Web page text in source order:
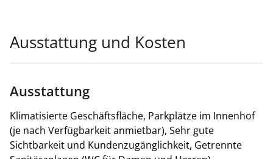
Ausstattung und Kosten
Ausstattung
Klimatisierte Geschäftsfläche, Parkplätze im Innenhof
(je nach Verfügbarkeit anmietbar), Sehr gute
Sichtbarkeit und Kundenzugänglichkeit, Getrennte